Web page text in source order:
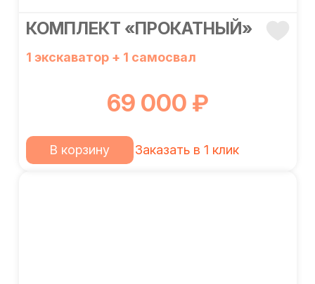
КОМПЛЕКТ «ПРОКАТНЫЙ»
1 экскаватор + 1 самосвал
69 000 ₽
В корзину Заказать в 1 клик